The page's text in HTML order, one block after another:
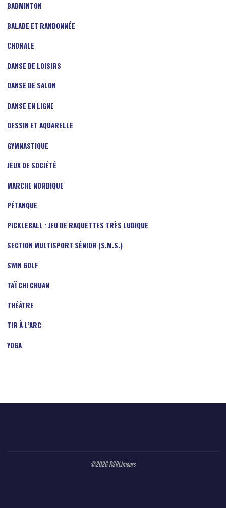
BADMINTON
BALADE ET RANDONNÉE
CHORALE
DANSE DE LOISIRS
DANSE DE SALON
DANSE EN LIGNE
DESSIN ET AQUARELLE
GYMNASTIQUE
JEUX DE SOCIÉTÉ
MARCHE NORDIQUE
PÉTANQUE
PICKLEBALL : JEU DE RAQUETTES TRÈS LUDIQUE
SECTION MULTISPORT SÉNIOR (S.M.S.)
SWIN GOLF
TAÏ CHI CHUAN
THÉÂTRE
TIR À L’ARC
YOGA
©2026 RSRLimours